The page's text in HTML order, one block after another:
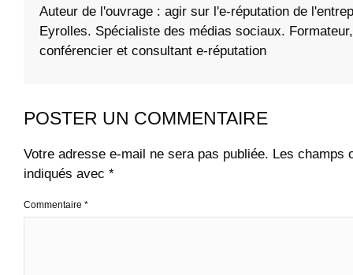
Auteur de l'ouvrage : agir sur l'e-réputation de
Eyrolles. Spécialiste des médias sociaux. Formateur,
conférencier et consultant e-réputation
POSTER UN COMMENTAIRE
Votre adresse e-mail ne sera pas publiée. Les champs
indiqués avec *
Commentaire *